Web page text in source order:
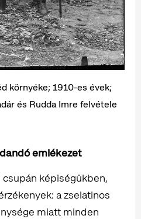
környéke; 1910-es évek;
és Rudda Imre felvétele
emlékezet
képiségükben,
a zselatinos
miatt minden